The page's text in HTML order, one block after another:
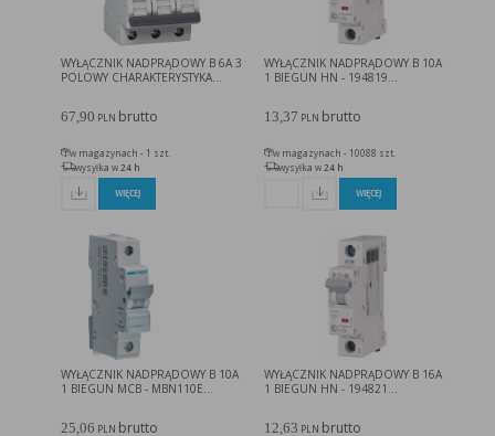
WYŁĄCZNIK NADPRĄDOWY B 6A 3
POLOWY CHARAKTERYSTYKA...
67,90 PLN brutto
w magazynach - 1 szt.
wysyłka w24 h
WIĘCEJ
WYŁĄCZNIK NADPRĄDOWY B 10A
1 BIEGUN HN - 194819...
13,37 PLN brutto
w magazynach - 10088 szt.
wysyłka w24 h
WIĘCEJ
WYŁĄCZNIK NADPRĄDOWY B 10A
1 BIEGUN MCB - MBN110E...
25,06 PLN brutto
WYŁĄCZNIK NADPRĄDOWY B 16A
1 BIEGUN HN - 194821...
12,63 PLN brutto